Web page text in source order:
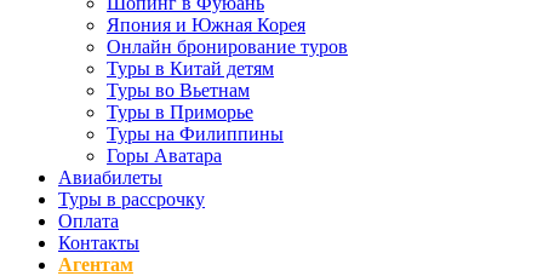
Япония и Южная Корея
Онлайн бронирование туров
Туры в Китай детям
Туры во Вьетнам
Туры в Приморье
Туры на Филиппины
Горы Аватара
Авиабилеты
Туры в рассрочку
Оплата
Контакты
Агентам